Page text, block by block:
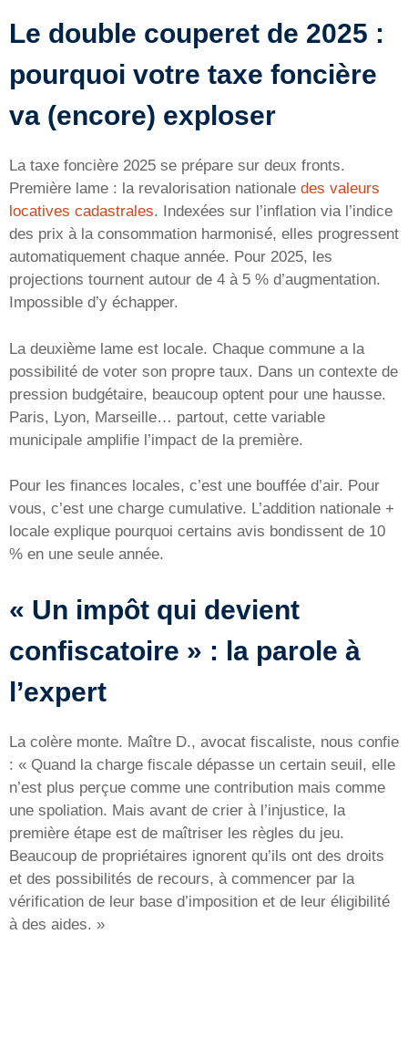
Le double couperet de 2025 :
pourquoi votre taxe foncière
va (encore) exploser
La taxe foncière 2025 se prépare sur deux fronts.
Première lame : la revalorisation nationale des valeurs
locatives cadastrales. Indexées sur l’inflation via l’indice
des prix à la consommation harmonisé, elles progressent
automatiquement chaque année. Pour 2025, les
projections tournent autour de 4 à 5 % d’augmentation.
Impossible d’y échapper.
La deuxième lame est locale. Chaque commune a la
possibilité de voter son propre taux. Dans un contexte de
pression budgétaire, beaucoup optent pour une hausse.
Paris, Lyon, Marseille… partout, cette variable
municipale amplifie l’impact de la première.
Pour les finances locales, c’est une bouffée d’air. Pour
vous, c’est une charge cumulative. L’addition nationale +
locale explique pourquoi certains avis bondissent de 10
% en une seule année.
« Un impôt qui devient
confiscatoire » : la parole à
l’expert
La colère monte. Maître D., avocat fiscaliste, nous confie
: « Quand la charge fiscale dépasse un certain seuil, elle
n’est plus perçue comme une contribution mais comme
une spoliation. Mais avant de crier à l’injustice, la
première étape est de maîtriser les règles du jeu.
Beaucoup de propriétaires ignorent qu’ils ont des droits
et des possibilités de recours, à commencer par la
vérification de leur base d’imposition et de leur éligibilité
à des aides. »